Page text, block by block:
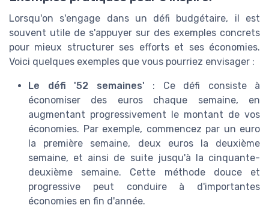
Lorsqu'on s'engage dans un défi budgétaire, il est
souvent utile de s'appuyer sur des exemples concrets
pour mieux structurer ses efforts et ses économies.
Voici quelques exemples que vous pourriez envisager :
Le défi '52 semaines' : Ce défi consiste à
économiser des euros chaque semaine, en
augmentant progressivement le montant de vos
économies. Par exemple, commencez par un euro
la première semaine, deux euros la deuxième
semaine, et ainsi de suite jusqu'à la cinquante-
deuxième semaine. Cette méthode douce et
progressive peut conduire à d'importantes
économies en fin d'année.